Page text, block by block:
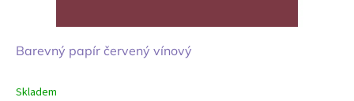
Barevný papír červený vínový
Skladem